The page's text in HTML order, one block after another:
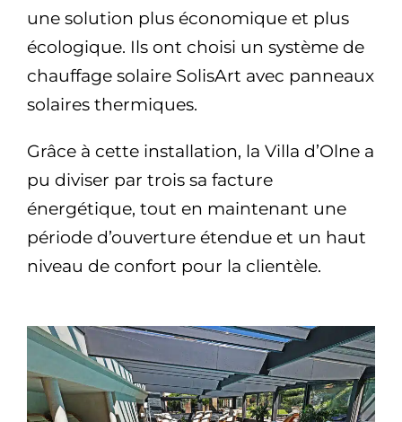
une solution plus économique et plus
écologique. Ils ont choisi un système de
chauffage solaire SolisArt avec panneaux
solaires thermiques.
Grâce à cette installation, la Villa d’Olne a
pu diviser par trois sa facture
énergétique, tout en maintenant une
période d’ouverture étendue et un haut
niveau de confort pour la clientèle.